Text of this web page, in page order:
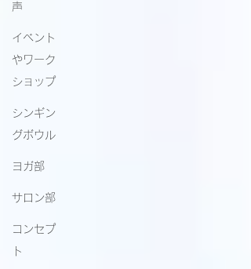
声
イベント
やワーク
ショップ
シンギン
グボウル
ヨガ部
サロン部
コンセプ
ト